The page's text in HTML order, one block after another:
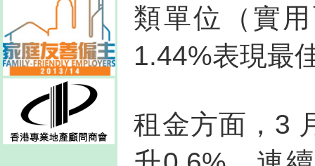
類單位（實
1.44%表現最
租金方面，3